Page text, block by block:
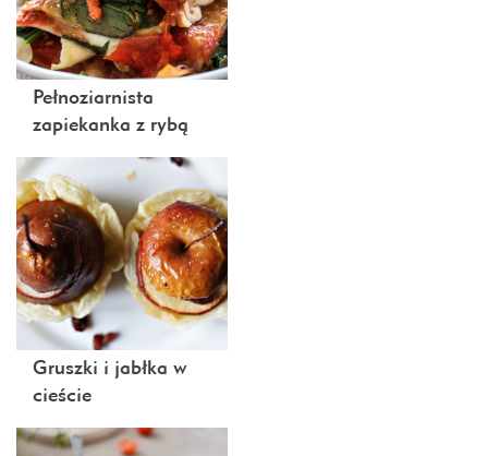
Pełnoziarnista
zapiekanka z rybą
Gruszki i jabłka w
cieście